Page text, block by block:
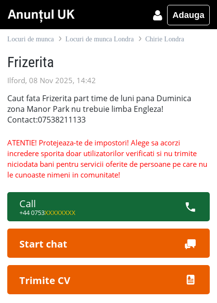
Adauga
Locuri de munca Locuri de munca Londra Chirie Londra
Frizerita
Ilford, 08 Nov 2025, 14:42
Caut fata Frizerita part time de luni pana Duminica
zona Manor Park nu trebuie limba Engleza!
Contact:07538211133
ATENTIE! Protejeaza-te de impostori! Alege sa acorzi
incredere sporita doar utilizatorilor verificati si nu trimite
niciodata bani pentru servicii oferite de persoane pe care nu
le cunoaste nimeni in comunitate!
Call
+44 0753XXXXXXXX
Start chat
Trimite CV